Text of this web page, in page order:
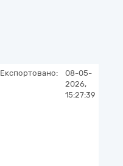
Експортовано:
08-05-
2026,
15:27:39